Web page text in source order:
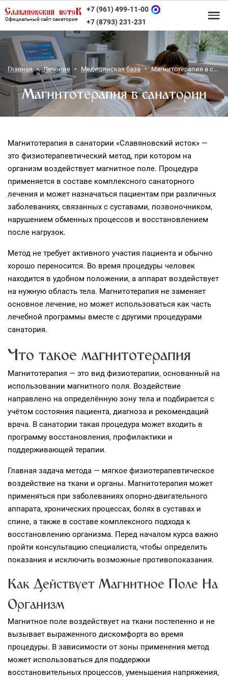
Официальный сайт санатория
+7 (961) 499-11-00
+7 (8793) 231-231
Главная Лечение Медицинская база Магнитотерапия в санатории
Магнитотерапия в санатории
Магнитотерапия в санатории «Славяновский исток» —
это физиотерапевтический метод, при котором на
организм воздействует магнитное поле. Процедура
применяется в составе комплексного санаторного
лечения и может назначаться пациентам при различных
заболеваниях, связанных с суставами, позвоночником,
нарушением обменных процессов и восстановлением
после нагрузок.
Метод не требует активного участия пациента и обычно
хорошо переносится. Во время процедуры человек
находится в удобном положении, а аппарат воздействует
на нужную область тела. Магнитотерапия не заменяет
основное лечение, но может использоваться как часть
лечебной программы вместе с другими процедурами
санатория.
Что такое магнитотерапия
Магнитотерапия — это вид физиотерапии, основанный на
использовании магнитного поля. Воздействие
направлено на определённую зону тела и подбирается с
учётом состояния пациента, диагноза и рекомендаций
врача. В санатории такая процедура может входить в
программу восстановления, профилактики и
поддерживающей терапии.
Главная задача метода — мягкое физиотерапевтическое
воздействие на ткани и органы. Магнитотерапия может
применяться при заболеваниях опорно‑двигательного
аппарата, хронических процессах, болях в суставах и
спине, а также в составе комплексного подхода к
восстановлению организма. Перед началом курса важно
пройти консультацию специалиста, чтобы определить
показания и исключить возможные противопоказания.
Как Действует Магнитное Поле На
Организм
Магнитное поле воздействует на ткани постепенно и не
вызывает выраженного дискомфорта во время
процедуры. В зависимости от зоны применения метод
может использоваться для поддержки
восстановительных процессов, уменьшения напряжения,